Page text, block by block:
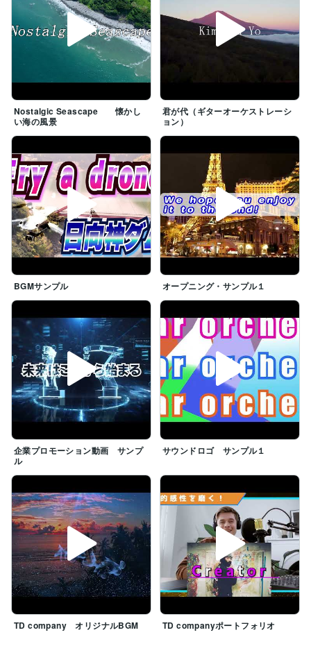
Nostalgic Seascape 懐かし
い海の風景
君が代（ギターオーケストレーシ
ョン）
BGMサンプル オープニング・サンプル１
企業プロモーション動画 サンプ
ル
サウンドロゴ サンプル１
TD company オリジナルBGM TD companyポートフォリオ